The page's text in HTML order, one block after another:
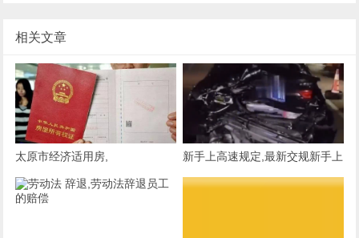
相关文章
太原市经济适用房,
新手上高速规定,最新交规新手上
高速规定